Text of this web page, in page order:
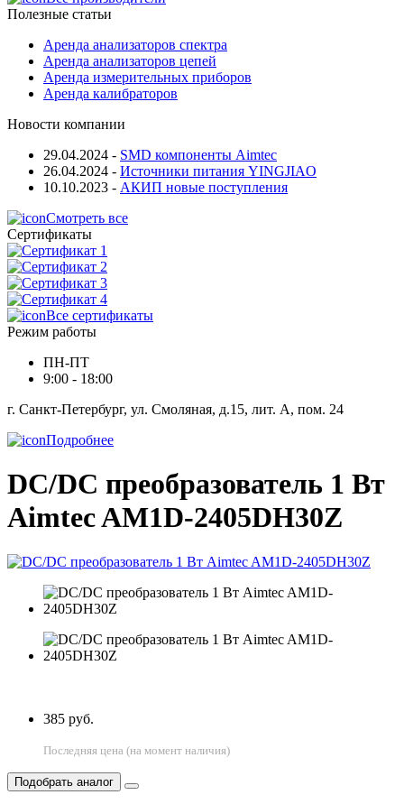
Полезные статьи
Аренда анализаторов спектра
Аренда анализаторов цепей
Аренда измерительных приборов
Аренда калибраторов
Новости компании
29.04.2024 - SMD компоненты Aimtec
26.04.2024 - Источники питания YINGJIAO
10.10.2023 - АКИП новые поступления
Смотреть все
Сертификаты
Все сертификаты
Режим работы
ПН-ПТ
9:00 - 18:00
г. Санкт-Петербург, ул. Смоляная, д.15, лит. А, пом. 24
Подробнее
DC/DC преобразователь 1 Вт
Aimtec AM1D-2405DH30Z
385 руб.
Последняя цена (на момент наличия)
Подобрать аналог